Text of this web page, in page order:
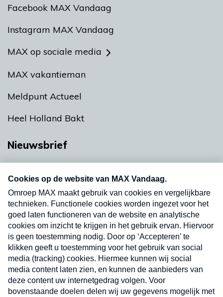
Facebook MAX Vandaag
Instagram MAX Vandaag
MAX op sociale media
MAX vakantieman
Meldpunt Actueel
Heel Holland Bakt
Nieuwsbrief
nieuwsbrief. Elke vrijdag- en dinsdagochtend in
uw mailbox.
Verzend